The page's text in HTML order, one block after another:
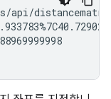
api/